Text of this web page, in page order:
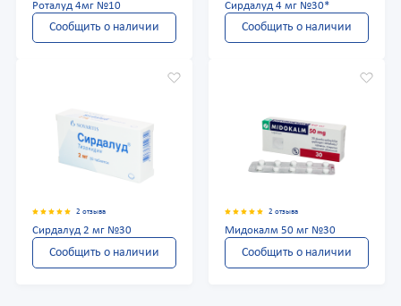
Роталуд 4мг №10
Сообщить о наличии
Сирдалуд 4 мг №30*
Сообщить о наличии
2 отзыва
Сирдалуд 2 мг №30
Сообщить о наличии
2 отзыва
Мидокалм 50 мг №30
Сообщить о наличии